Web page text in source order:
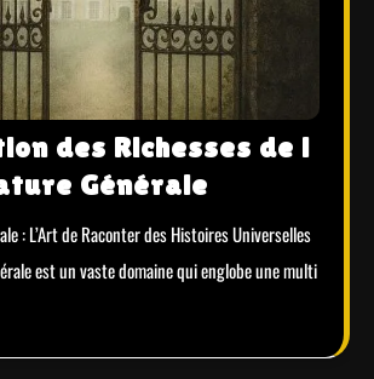
des Richesses de l
Générale
: L’Art de Raconter des Histoires Universelles
est un vaste domaine qui englobe une multi